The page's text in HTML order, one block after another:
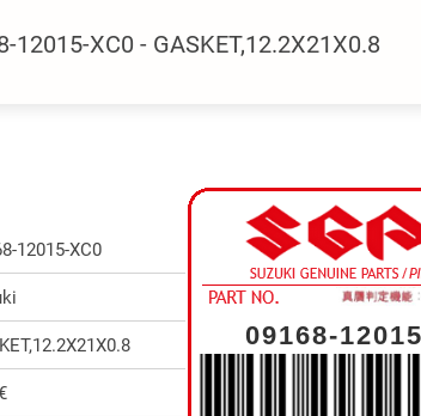
12015-XC0 - GASKET,12.2X21X0.8
12015-XC0
09168-